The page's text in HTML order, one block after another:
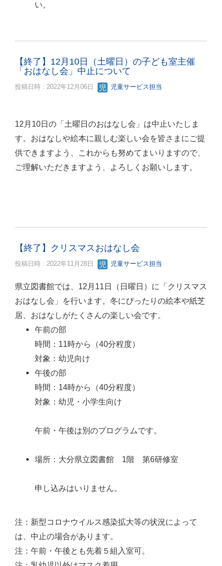
い。
【終了】12月10日（土曜日）の子ども室主催
「おはなし会」中止について
投稿日時 : 2022年12月06日 児童サービス担当
12月10日の「土曜日のおはなし会」は中止いたしま
す。おはなしや絵本に親しむ楽しい会を皆さまにご提
供できますよう、これからも努めてまいりますので、
ご理解いただきますよう、よろしくお願いします。
【終了】クリスマスおはなし会
投稿日時 : 2022年11月28日 児童サービス担当
県立図書館では、12月11日（日曜日）に「クリスマス
おはなし会」を行います。冬にぴったりの絵本や紙芝
居、おはなしがたくさんの楽しい会です。
午前の部
時間：11時から（40分程度）
対象：幼児向け
午後の部
時間：14時から（40分程度）
対象：幼児・小学生向け
午前・午後は別のプログラムです。
場所：大分県立図書館 1階 第6研修室
申し込みはいりません。
注：新型コロナウイルス感染拡大等の状況によって
は、中止の場合があります。
注：午前・午後とも先着５組入室可。